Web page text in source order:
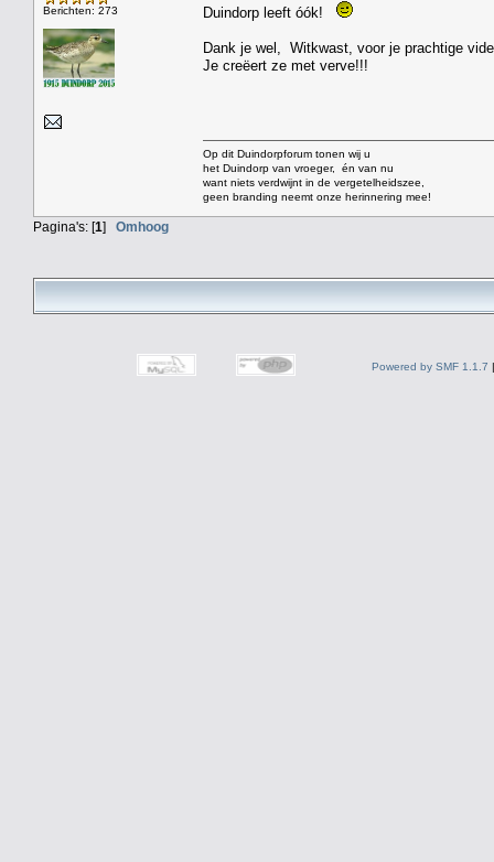
Berichten: 273 Duindorp leeft óók!
Dank je wel, Witkwast, voor je prachtige
Je creëert ze met verve!!!
Op dit Duindorpforum tonen wij u
het Duindorp van vroeger, én van nu
want niets verdwijnt in de vergetelheidszee,
geen branding neemt onze herinnering mee!
Pagina's: [1] Omhoog
Powered by SMF 1.1.7